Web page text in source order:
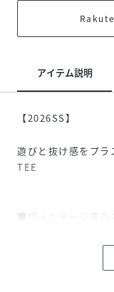
アイテム説明
【2026SS】
遊びと抜け感をプラ
TEE
■ヴィンテージ風の
■スピード感のある
と抜け感をプラスし